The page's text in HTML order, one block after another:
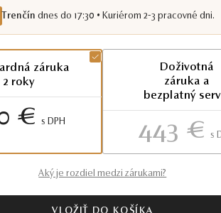
Trenčín dnes do 17:30 • Kuriérom 2-3 pracovné dni.
záruka
2 roky
€ S DPH
Doživotná
záruka a
bezplatný
443 €
Aký je rozdiel medzi zárukami?